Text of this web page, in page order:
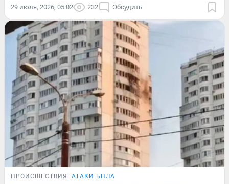
29 июля, 2026, 05:02 232 Обсудить
ПРОИСШЕСТВИЯ АТАКИ БПЛА